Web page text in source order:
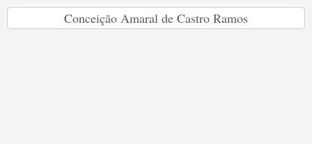
Conceição Amaral de Castro Ramos